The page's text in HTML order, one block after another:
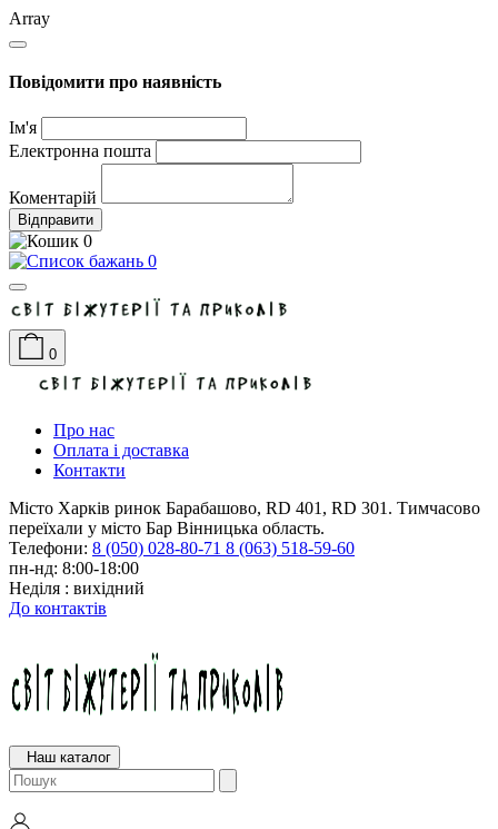
Array
Повідомити про наявність
Ім'я
Електронна пошта
Коментарій
Відправити
0
0
0
Про нас
Оплата і доставка
Контакти
Місто Харків ринок Барабашово, RD 401, RD 301. Тимчасово
переїхали у місто Бар Вінницька область.
Телефони: 8 (050) 028-80-71 8 (063) 518-59-60
пн-нд: 8:00-18:00
Неділя : вихідний
До контактів
Наш каталог